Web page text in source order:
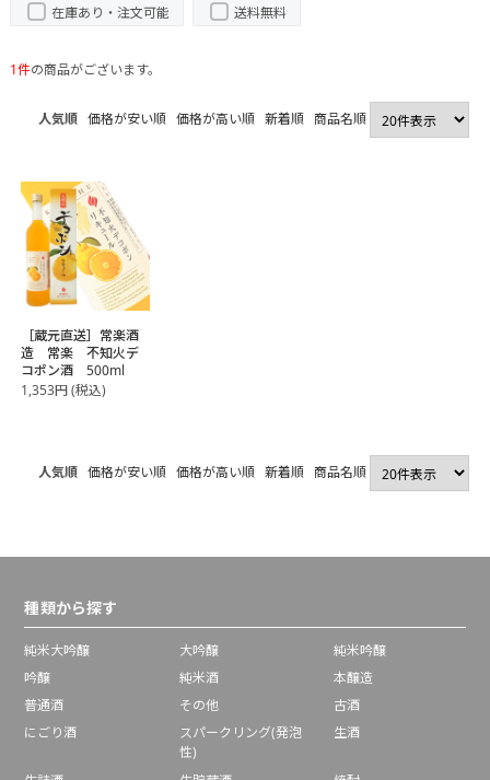
在庫あり・注文可能 送料無料
1件の商品がございます。
人気順 価格が安い順 価格が高い順 新着順 商品名順
［蔵元直送］常楽酒
造 常楽 不知火デ
コポン酒 500ml
1,353円(税込)
人気順 価格が安い順 価格が高い順 新着順 商品名順
種類から探す
純米大吟醸 大吟醸
純米吟醸
吟醸
純米酒
本醸造
普通酒
その他
古酒
にごり酒
スパークリング(発泡
性)
生酒